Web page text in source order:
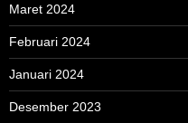
Maret 2024
Februari 2024
Januari 2024
Desember 2023